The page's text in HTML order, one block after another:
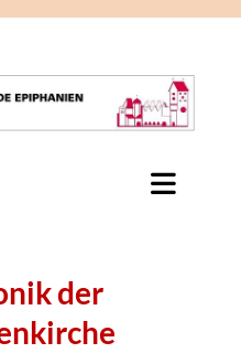
der